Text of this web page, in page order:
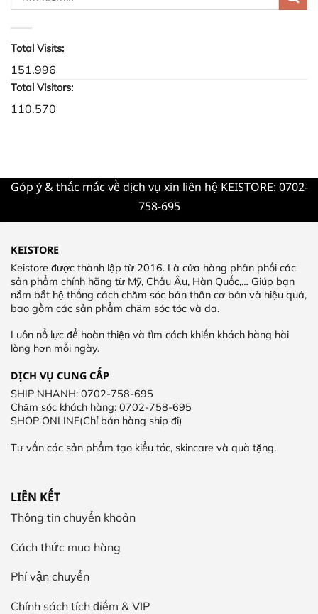
khuôn
Total Visits:
151.996
Total Visitors:
110.570
Góp ý & thắc mắc về dịch vụ xin liên hệ KEISTORE: 0702-
758-695
KEISTORE
Keistore được thành lập từ 2016. Là cửa hàng phân phối các
sản phẩm chính hãng từ Mỹ, Châu Âu, Hàn Quốc,… Giúp bạn
nắm bắt hệ thống cách chăm sóc bản thân cơ bản và hiệu quả,
bao gồm các sản phẩm chăm sóc tóc và da.
Luôn nổ lực để hoàn thiện và tìm cách khiến khách hàng hài
lòng hơn mỗi ngày.
DỊCH VỤ CUNG CẤP
SHIP NHANH: 0702-758-695
Chăm sóc khách hàng: 0702-758-695
SHOP ONLINE(Chỉ bán hàng ship đi)
Tư vấn các sản phẩm tạo kiểu tóc, skincare và quà tặng.
LIÊN KẾT
Thông tin chuyển khoản
Cách thức mua hàng
Phí vận chuyển
Chính sách tích điểm & VIP